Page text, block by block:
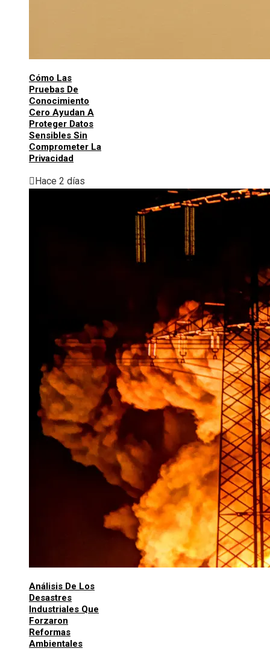
Cómo Las
Pruebas De
Conocimiento
Cero Ayudan A
Proteger Datos
Sensibles Sin
Comprometer La
Privacidad
Hace 2 días
Análisis De Los
Desastres
Industriales Que
Forzaron
Reformas
Ambientales